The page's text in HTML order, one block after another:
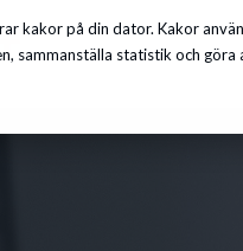
kakor på din dator. Kakor
sammanställa statistik och